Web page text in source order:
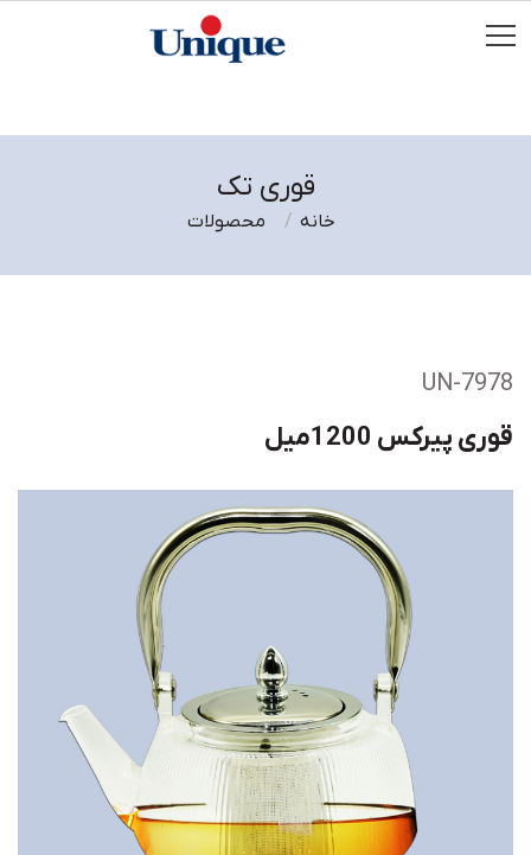
قوری تک
محصولات خانه
UN-7978
قوری پیرکس 1200میل